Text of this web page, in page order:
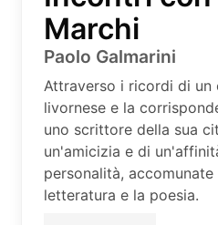
Marchi
Paolo Galmarini
Attraverso i ricordi di un
livornese e la
uno scrittore della sua
un'amicizia e di
personalità,
letteratura e la poesia.